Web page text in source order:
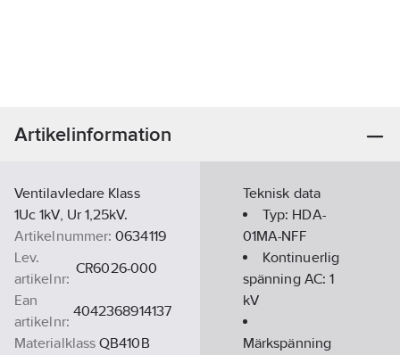
Artikelinformation
Ventilavledare Klass
1Uc 1kV, Ur 1,25kV.
Artikelnummer: 0634119
Lev.
artikelnr:
CR6026-000
Ean
artikelnr:
4042368914137
Materialklass QB410B
Teknisk data
Typ: HDA-
01MA-NFF
Kontinuerlig
spänning AC:1
kV
Märkspänning